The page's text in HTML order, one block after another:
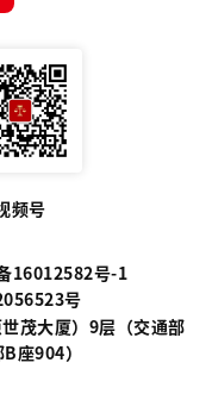
频号
16012582号-1
号
茂大厦）9层（交通部
座904）